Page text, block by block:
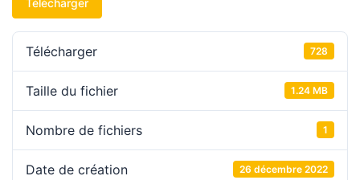
Télécharger 728
Taille du fichier 1.24 MB
Nombre de fichiers 1
Date de création 26 décembre 2022